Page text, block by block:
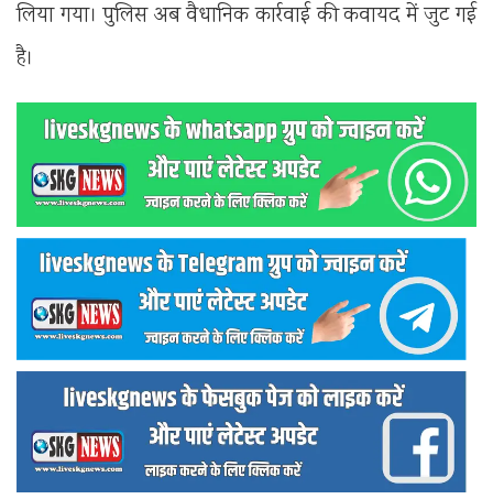
लिया गया। पुलिस अब वैधानिक कार्रवाई की कवायद में जुट गई
है।